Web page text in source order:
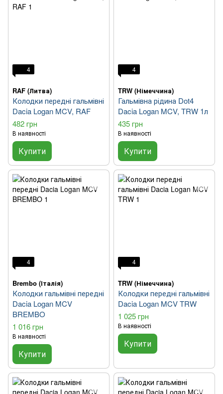
4
RAF (Литва)
Колодки передні гальмівні
Dacia Logan MCV, RAF
482 грн
В наявності
Купити
4
TRW (Німеччина)
Гальмівна рідина Dot4
Dacia Logan MCV, TRW 1л
435 грн
В наявності
Купити
4
Brembo (Італія)
Колодки гальмівні передні
Dacia Logan MCV
BREMBO
1 016 грн
В наявності
Купити
4
TRW (Німеччина)
Колодки передні гальмівні
Dacia Logan MCV TRW
1 025 грн
В наявності
Купити